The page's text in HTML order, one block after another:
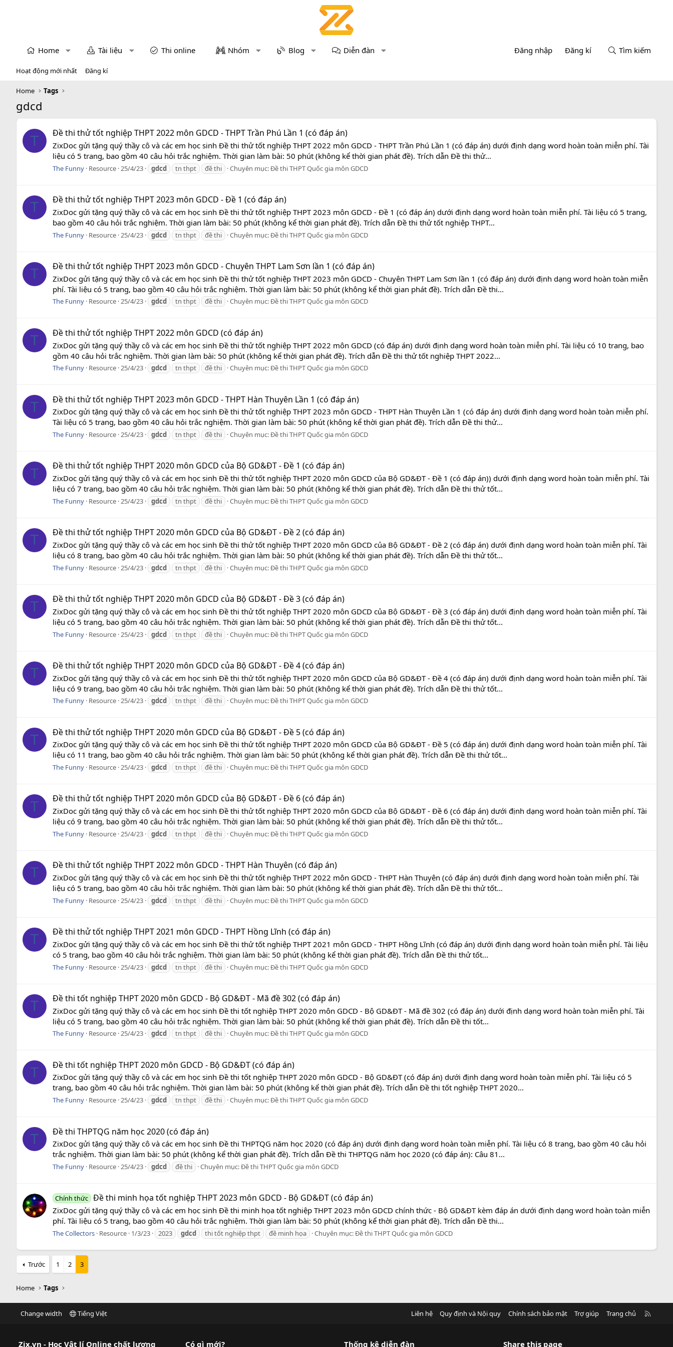
Home Tài liệu Thi online Nhóm Blog Diễn đàn Đăng nhập Đăng kí Tìm kiếm
Hoạt động mới nhất Đăng kí
Home Tags
gdcd
T Đề thi thử tốt nghiệp THPT 2022 môn GDCD - THPT Trần Phú Lần 1 (có đáp án)
ZixDoc gửi tặng quý thầy cô và các em học sinh Đề thi thử tốt nghiệp THPT 2022 môn GDCD - THPT Trần Phú Lần 1 (có đáp án) dưới định dạng word hoàn toàn miễn phí. Tài
liệu có 5 trang, bao gồm 40 câu hỏi trắc nghiệm. Thời gian làm bài: 50 phút (không kể thời gian phát đề). Trích dẫn Đề thi thử...
The Funny Resource 25/4/23 gdcd tn thpt đề thi Chuyên mục:Đề thi THPT Quốc gia môn GDCD
T Đề thi thử tốt nghiệp THPT 2023 môn GDCD - Đề 1 (có đáp án)
ZixDoc gửi tặng quý thầy cô và các em học sinh Đề thi thử tốt nghiệp THPT 2023 môn GDCD - Đề 1 (có đáp án) dưới định dạng word hoàn toàn miễn phí. Tài liệu có 5 trang,
bao gồm 40 câu hỏi trắc nghiệm. Thời gian làm bài: 50 phút (không kể thời gian phát đề). Trích dẫn Đề thi thử tốt nghiệp THPT...
The Funny Resource 25/4/23 gdcd tn thpt đề thi Chuyên mục:Đề thi THPT Quốc gia môn GDCD
T Đề thi thử tốt nghiệp THPT 2023 môn GDCD - Chuyên THPT Lam Sơn lần 1 (có đáp án)
ZixDoc gửi tặng quý thầy cô và các em học sinh Đề thi thử tốt nghiệp THPT 2023 môn GDCD - Chuyên THPT Lam Sơn lần 1 (có đáp án) dưới định dạng word hoàn toàn miễn
phí. Tài liệu có 5 trang, bao gồm 40 câu hỏi trắc nghiệm. Thời gian làm bài: 50 phút (không kể thời gian phát đề). Trích dẫn Đề thi...
The Funny Resource 25/4/23 gdcd tn thpt đề thi Chuyên mục:Đề thi THPT Quốc gia môn GDCD
T Đề thi thử tốt nghiệp THPT 2022 môn GDCD (có đáp án)
ZixDoc gửi tặng quý thầy cô và các em học sinh Đề thi thử tốt nghiệp THPT 2022 môn GDCD (có đáp án) dưới định dạng word hoàn toàn miễn phí. Tài liệu có 10 trang, bao
gồm 40 câu hỏi trắc nghiệm. Thời gian làm bài: 50 phút (không kể thời gian phát đề). Trích dẫn Đề thi thử tốt nghiệp THPT 2022...
The Funny Resource 25/4/23 gdcd tn thpt đề thi Chuyên mục:Đề thi THPT Quốc gia môn GDCD
T Đề thi thử tốt nghiệp THPT 2023 môn GDCD - THPT Hàn Thuyên Lần 1 (có đáp án)
ZixDoc gửi tặng quý thầy cô và các em học sinh Đề thi thử tốt nghiệp THPT 2023 môn GDCD - THPT Hàn Thuyên Lần 1 (có đáp án) dưới định dạng word hoàn toàn miễn phí.
Tài liệu có 5 trang, bao gồm 40 câu hỏi trắc nghiệm. Thời gian làm bài: 50 phút (không kể thời gian phát đề). Trích dẫn Đề thi thử...
The Funny Resource 25/4/23 gdcd tn thpt đề thi Chuyên mục:Đề thi THPT Quốc gia môn GDCD
T Đề thi thử tốt nghiệp THPT 2020 môn GDCD của Bộ GD&ĐT - Đề 1 (có đáp án)
ZixDoc gửi tặng quý thầy cô và các em học sinh Đề thi thử tốt nghiệp THPT 2020 môn GDCD của Bộ GD&ĐT - Đề 1 (có đáp án)) dưới định dạng word hoàn toàn miễn phí. Tài
liệu có 7 trang, bao gồm 40 câu hỏi trắc nghiệm. Thời gian làm bài: 50 phút (không kể thời gian phát đề). Trích dẫn Đề thi thử tốt...
The Funny Resource 25/4/23 gdcd tn thpt đề thi Chuyên mục:Đề thi THPT Quốc gia môn GDCD
T Đề thi thử tốt nghiệp THPT 2020 môn GDCD của Bộ GD&ĐT - Đề 2 (có đáp án)
ZixDoc gửi tặng quý thầy cô và các em học sinh Đề thi thử tốt nghiệp THPT 2020 môn GDCD của Bộ GD&ĐT - Đề 2 (có đáp án) dưới định dạng word hoàn toàn miễn phí. Tài
liệu có 8 trang, bao gồm 40 câu hỏi trắc nghiệm. Thời gian làm bài: 50 phút (không kể thời gian phát đề). Trích dẫn Đề thi thử tốt...
The Funny Resource 25/4/23 gdcd tn thpt đề thi Chuyên mục:Đề thi THPT Quốc gia môn GDCD
T Đề thi thử tốt nghiệp THPT 2020 môn GDCD của Bộ GD&ĐT - Đề 3 (có đáp án)
ZixDoc gửi tặng quý thầy cô và các em học sinh Đề thi thử tốt nghiệp THPT 2020 môn GDCD của Bộ GD&ĐT - Đề 3 (có đáp án) dưới định dạng word hoàn toàn miễn phí. Tài
liệu có 5 trang, bao gồm 40 câu hỏi trắc nghiệm. Thời gian làm bài: 50 phút (không kể thời gian phát đề). Trích dẫn Đề thi thử tốt...
The Funny Resource 25/4/23 gdcd tn thpt đề thi Chuyên mục:Đề thi THPT Quốc gia môn GDCD
T Đề thi thử tốt nghiệp THPT 2020 môn GDCD của Bộ GD&ĐT - Đề 4 (có đáp án)
ZixDoc gửi tặng quý thầy cô và các em học sinh Đề thi thử tốt nghiệp THPT 2020 môn GDCD của Bộ GD&ĐT - Đề 4 (có đáp án) dưới định dạng word hoàn toàn miễn phí. Tài
liệu có 9 trang, bao gồm 40 câu hỏi trắc nghiệm. Thời gian làm bài: 50 phút (không kể thời gian phát đề). Trích dẫn Đề thi thử tốt...
The Funny Resource 25/4/23 gdcd tn thpt đề thi Chuyên mục:Đề thi THPT Quốc gia môn GDCD
T Đề thi thử tốt nghiệp THPT 2020 môn GDCD của Bộ GD&ĐT - Đề 5 (có đáp án)
ZixDoc gửi tặng quý thầy cô và các em học sinh Đề thi thử tốt nghiệp THPT 2020 môn GDCD của Bộ GD&ĐT - Đề 5 (có đáp án) dưới định dạng word hoàn toàn miễn phí. Tài
liệu có 11 trang, bao gồm 40 câu hỏi trắc nghiệm. Thời gian làm bài: 50 phút (không kể thời gian phát đề). Trích dẫn Đề thi thử tốt...
The Funny Resource 25/4/23 gdcd tn thpt đề thi Chuyên mục:Đề thi THPT Quốc gia môn GDCD
T Đề thi thử tốt nghiệp THPT 2020 môn GDCD của Bộ GD&ĐT - Đề 6 (có đáp án)
ZixDoc gửi tặng quý thầy cô và các em học sinh Đề thi thử tốt nghiệp THPT 2020 môn GDCD của Bộ GD&ĐT - Đề 6 (có đáp án) dưới định dạng word hoàn toàn miễn phí. Tài
liệu có 9 trang, bao gồm 40 câu hỏi trắc nghiệm. Thời gian làm bài: 50 phút (không kể thời gian phát đề). Trích dẫn Đề thi thử tốt...
The Funny Resource 25/4/23 gdcd tn thpt đề thi Chuyên mục:Đề thi THPT Quốc gia môn GDCD
T Đề thi thử tốt nghiệp THPT 2022 môn GDCD - THPT Hàn Thuyên (có đáp án)
ZixDoc gửi tặng quý thầy cô và các em học sinh Đề thi thử tốt nghiệp THPT 2022 môn GDCD - THPT Hàn Thuyên (có đáp án) dưới định dạng word hoàn toàn miễn phí. Tài
liệu có 5 trang, bao gồm 40 câu hỏi trắc nghiệm. Thời gian làm bài: 50 phút (không kể thời gian phát đề). Trích dẫn Đề thi thử tốt...
The Funny Resource 25/4/23 gdcd tn thpt đề thi Chuyên mục:Đề thi THPT Quốc gia môn GDCD
T Đề thi thử tốt nghiệp THPT 2021 môn GDCD - THPT Hồng Lĩnh (có đáp án)
ZixDoc gửi tặng quý thầy cô và các em học sinh Đề thi thử tốt nghiệp THPT 2021 môn GDCD - THPT Hồng Lĩnh (có đáp án) dưới định dạng word hoàn toàn miễn phí. Tài liệu
có 5 trang, bao gồm 40 câu hỏi trắc nghiệm. Thời gian làm bài: 50 phút (không kể thời gian phát đề). Trích dẫn Đề thi thử tốt...
The Funny Resource 25/4/23 gdcd tn thpt đề thi Chuyên mục:Đề thi THPT Quốc gia môn GDCD
T Đề thi tốt nghiệp THPT 2020 môn GDCD - Bộ GD&ĐT - Mã đề 302 (có đáp án)
ZixDoc gửi tặng quý thầy cô và các em học sinh Đề thi tốt nghiệp THPT 2020 môn GDCD - Bộ GD&ĐT - Mã đề 302 (có đáp án) dưới định dạng word hoàn toàn miễn phí. Tài
liệu có 5 trang, bao gồm 40 câu hỏi trắc nghiệm. Thời gian làm bài: 50 phút (không kể thời gian phát đề). Trích dẫn Đề thi tốt...
The Funny Resource 25/4/23 gdcd tn thpt đề thi Chuyên mục:Đề thi THPT Quốc gia môn GDCD
T Đề thi tốt nghiệp THPT 2020 môn GDCD - Bộ GD&ĐT (có đáp án)
ZixDoc gửi tặng quý thầy cô và các em học sinh Đề thi tốt nghiệp THPT 2020 môn GDCD - Bộ GD&ĐT (có đáp án) dưới định dạng word hoàn toàn miễn phí. Tài liệu có 5
trang, bao gồm 40 câu hỏi trắc nghiệm. Thời gian làm bài: 50 phút (không kể thời gian phát đề). Trích dẫn Đề thi tốt nghiệp THPT 2020...
The Funny Resource 25/4/23 gdcd tn thpt đề thi Chuyên mục:Đề thi THPT Quốc gia môn GDCD
T Đề thi THPTQG năm học 2020 (có đáp án)
ZixDoc gửi tặng quý thầy cô và các em học sinh Đề thi THPTQG năm học 2020 (có đáp án) dưới định dạng word hoàn toàn miễn phí. Tài liệu có 8 trang, bao gồm 40 câu hỏi
trắc nghiệm. Thời gian làm bài: 50 phút (không kể thời gian phát đề). Trích dẫn Đề thi THPTQG năm học 2020 (có đáp án): Câu 81...
The Funny Resource 25/4/23 gdcd đề thi Chuyên mục:Đề thi THPT Quốc gia môn GDCD
Chính thức Đề thi minh họa tốt nghiệp THPT 2023 môn GDCD - Bộ GD&ĐT (có đáp án)
ZixDoc gửi tặng quý thầy cô và các em học sinh Đề thi minh họa tốt nghiệp THPT 2023 môn GDCD chính thức - Bộ GD&ĐT kèm đáp án dưới định dạng word hoàn toàn miễn
phí. Tài liệu có 5 trang, bao gồm 40 câu hỏi trắc nghiệm. Thời gian làm bài: 50 phút (không kể thời gian phát đề). Trích dẫn Đề thi...
The Collectors Resource 1/3/23 2023 gdcd thi tốt nghiệp thpt đề minh họa Chuyên mục:Đề thi THPT Quốc gia môn GDCD
Trước 1 2 3
Home Tags
Change width Tiếng Việt Liên hệ Quy định và Nội quy Chính sách bảo mật Trợ giúp Trang chủ
Zix.vn - Học Vật lí Online chất lượng Có gì mới? Thống kê diễn đàn Share this page